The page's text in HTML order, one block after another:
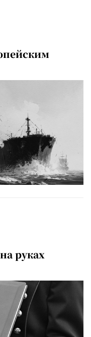
руках